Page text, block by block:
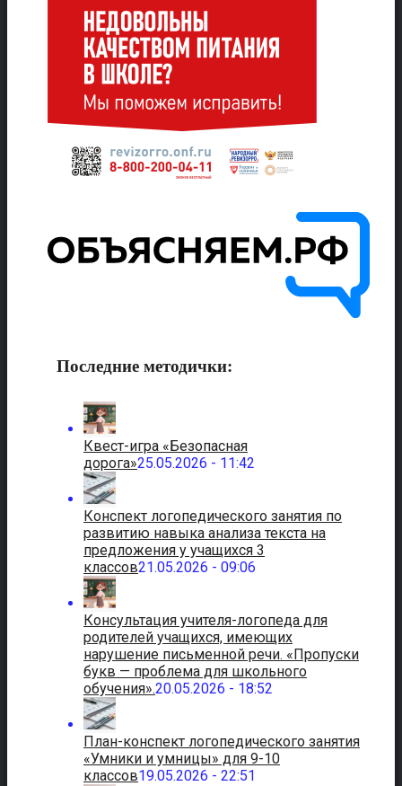
Последние методички:
Квест-игра «Безопасная
дорога»25.05.2026 - 11:42
Конспект логопедического занятия по
развитию навыка анализа текста на
предложения у учащихся 3
классов21.05.2026 - 09:06
Консультация учителя-логопеда для
родителей учащихся, имеющих
нарушение письменной речи. «Пропуски
букв — проблема для школьного
обучения».20.05.2026 - 18:52
План-конспект логопедического занятия
«Умники и умницы» для 9-10
классов19.05.2026 - 22:51